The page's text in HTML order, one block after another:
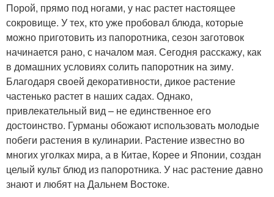
Порой, прямо под ногами, у нас растет настоящее
сокровище. У тех, кто уже пробовал блюда, которые
можно приготовить из папоротника, сезон заготовок
начинается рано, с началом мая. Сегодня расскажу, как
в домашних условиях солить папоротник на зиму.
Благодаря своей декоративности, дикое растение
частенько растет в наших садах. Однако,
привлекательный вид – не единственное его
достоинство. Гурманы обожают использовать молодые
побеги растения в кулинарии. Растение известно во
многих уголках мира, а в Китае, Корее и Японии, создан
целый культ блюд из папоротника. У нас растение давно
знают и любят на Дальнем Востоке.